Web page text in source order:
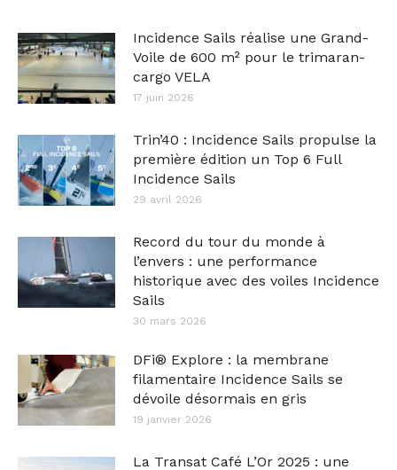
Incidence Sails réalise une Grand-
Voile de 600 m² pour le trimaran-
cargo VELA
17 juin 2026
Trin’40 : Incidence Sails propulse la
première édition un Top 6 Full
Incidence Sails
29 avril 2026
Record du tour du monde à
l’envers : une performance
historique avec des voiles Incidence
Sails
30 mars 2026
DFi® Explore : la membrane
filamentaire Incidence Sails se
dévoile désormais en gris
19 janvier 2026
La Transat Café L’Or 2025 : une